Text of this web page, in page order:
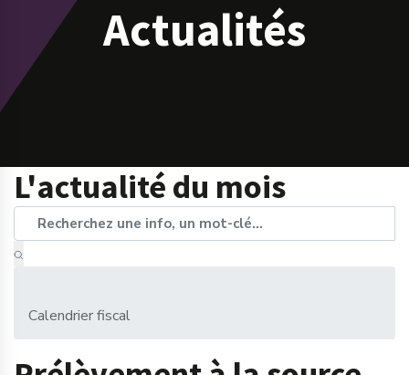
Actualités
L'actualité du mois
Calendrier fiscal